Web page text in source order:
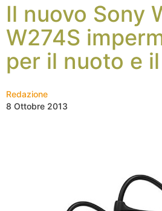
Il nuovo Sony
W274S
per il nuoto e
Redazione
8 Ottobre 2013